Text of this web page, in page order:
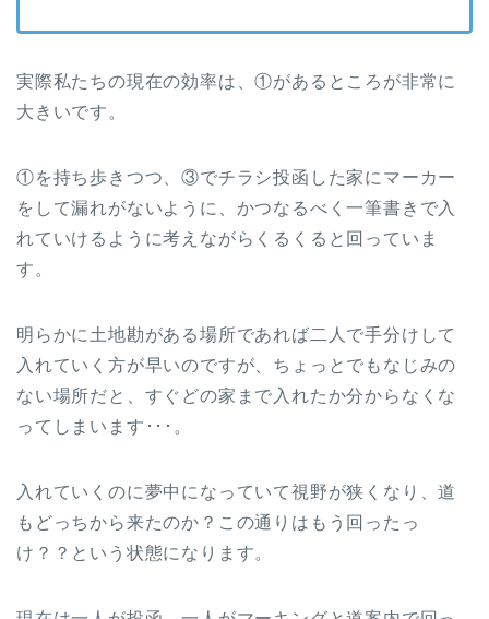
実際私たちの現在の効率は、①があるところが非常に
大きいです。
①を持ち歩きつつ、③でチラシ投函した家にマーカー
をして漏れがないように、かつなるべく一筆書きで入
れていけるように考えながらくるくると回っていま
す。
明らかに土地勘がある場所であれば二人で手分けして
入れていく方が早いのですが、ちょっとでもなじみの
ない場所だと、すぐどの家まで入れたか分からなくな
ってしまいます･･･。
入れていくのに夢中になっていて視野が狭くなり、道
もどっちから来たのか？この通りはもう回ったっ
け？？という状態になります。